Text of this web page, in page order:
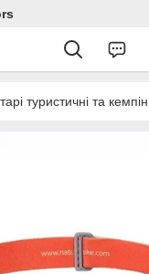
туристичні та